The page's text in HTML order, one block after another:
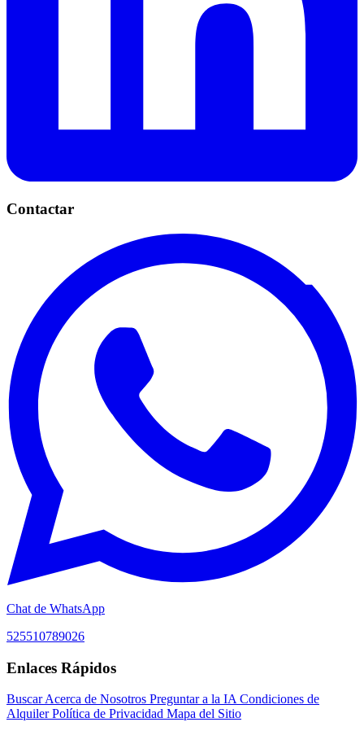
Contactar
Chat de WhatsApp
525510789026
Enlaces Rápidos
BuscarAcerca de Nosotros Preguntar a la IA Condiciones de
AlquilerPolítica de Privacidad Mapa del Sitio